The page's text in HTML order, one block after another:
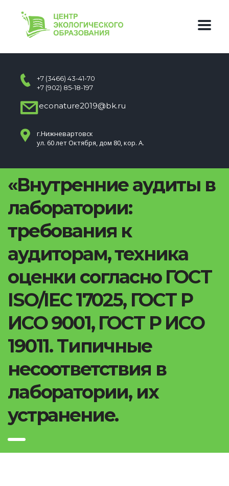
+7 (3466) 43-41-70
+7 (902) 85-18-197
econature2019@bk.ru
г.Нижневартовск
ул. 60 лет Октября, дом 80, кор. А.
«Внутренние аудиты в
лаборатории:
требования к
аудиторам, техника
оценки согласно ГОСТ
ISO/IEC 17025, ГОСТ Р
ИСО 9001, ГОСТ Р ИСО
19011. Типичные
несоответствия в
лаборатории, их
устранение.